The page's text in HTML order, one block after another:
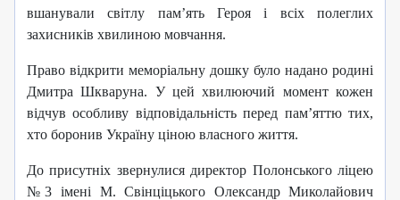
вшанували світлу пам’ять Героя і всіх полеглих
захисників хвилиною мовчання.
Право відкрити меморіальну дошку було надано родині
Дмитра Шкваруна. У цей хвилюючий момент кожен
відчув особливу відповідальність перед пам’яттю тих,
хто боронив Україну ціною власного життя.
До присутніх звернулися директор Полонського ліцею
№3 імені М. Свінціцького Олександр Миколайович